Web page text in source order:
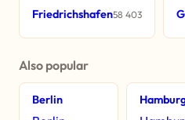
Friedrichshafen58 403
Also popular
Berlin